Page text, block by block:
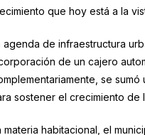
que hoy está a la
agenda de infraestructura
de un cajero
se
sostener el crecimiento
materia habitacional, el